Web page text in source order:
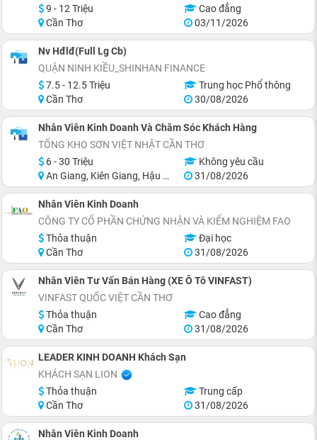
9 - 12 Triệu
Cao đẳng
Cần Thơ
03/11/2026
Nv Hđlđ(Full Lg Cb)
QUẬN NINH KIỀU_SHINHAN FINANCE
7.5 - 12.5 Triệu
Trung học Phổ thông
Cần Thơ
30/08/2026
Nhân Viên Kinh Doanh Và Chăm Sóc Khách Hàng
TỔNG KHO SƠN VIỆT NHẬT CẦN THƠ
6 - 30 Triệu
Không yêu cầu
An Giang, Kiên Giang, Hậu Giang, Sóc Trăng, Bạc Liêu, Cà Mau
31/08/2026
Nhân Viên Kinh Doanh
CÔNG TY CỔ PHẦN CHỨNG NHẬN VÀ KIỂM NGHIỆM FAO
Thỏa thuận
Đại học
Cần Thơ
31/08/2026
Nhân Viên Tư Vấn Bán Hàng (XE Ô Tô VINFAST)
VINFAST QUỐC VIỆT CẦN THƠ
Thỏa thuận
Cao đẳng
Cần Thơ
31/08/2026
LEADER KINH DOANH Khách Sạn
KHÁCH SẠN LION
Thỏa thuận
Trung cấp
Cần Thơ
31/08/2026
Nhân Viên Kinh Doanh